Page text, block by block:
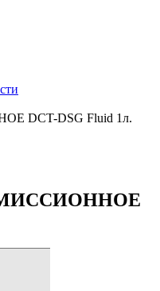
DCT-DSG Fluid 1л.